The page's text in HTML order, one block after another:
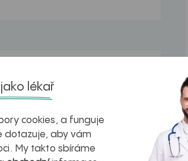
lékař
cookies, a funguje
dotazuje, aby vám
My takto sbíráme